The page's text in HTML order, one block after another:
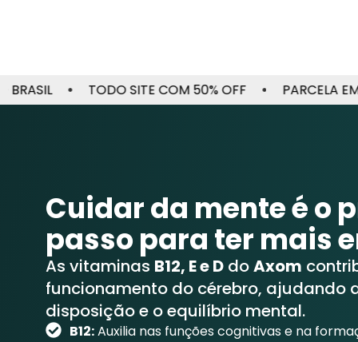
TODO SITE COM 50% OFF PARCELA EM ATÉ 3X
Cuidar da mente é o
passo para ter mais
As vitaminas B12, E e D doAxom
funcionamento do cérebro, ajudando
disposição e o equilíbrio mental.
B12:Auxilia nas funções cognitivas e na